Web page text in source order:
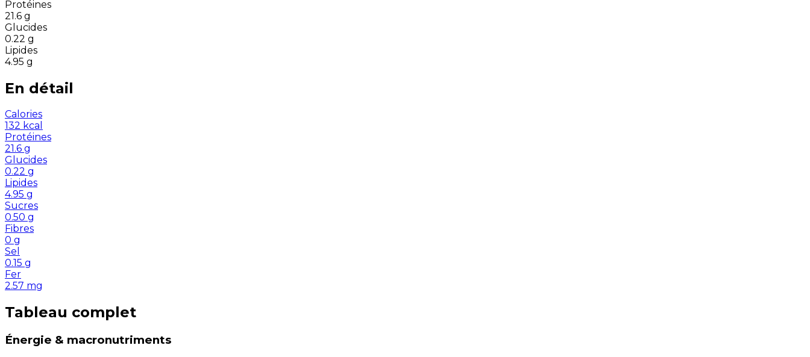
Protéines
21.6 g
Glucides
0.22 g
Lipides
4.95 g
En détail
Calories
132 kcal
Protéines
21.6 g
Glucides
0.22 g
Lipides
4.95 g
Sucres
0.50 g
Fibres
0 g
Sel
0.15 g
Fer
2.57 mg
Tableau complet
Énergie & macronutriments